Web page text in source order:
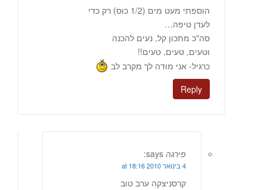
הוספתי מעט מים (1/2 כוס) רק כדי
לעדן טיפה…
סה"כ מתכון קל, נעים להכנה
וטעים, טעים, טעים!!
כרגיל- אני מודה לך מקרב לב
Reply
פירגה says:
4 בינואר 2010 at 18:16
קרסניצקה ערב טוב